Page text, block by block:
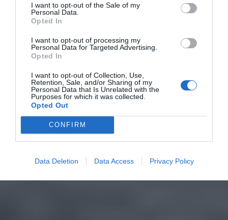
I want to opt-out of the Sale of my
Personal Data.
Opted In
I want to opt-out of processing my
Personal Data for Targeted Advertising.
Opted In
I want to opt-out of Collection, Use,
Retention, Sale, and/or Sharing of my
Personal Data that Is Unrelated with the
Purposes for which it was collected.
Opted Out
CONFIRM
Data Deletion Data Access Privacy Policy